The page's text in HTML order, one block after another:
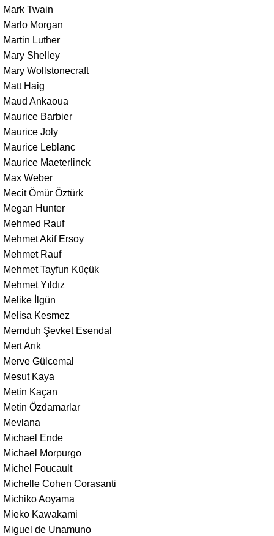
Mark Twain
Marlo Morgan
Martin Luther
Mary Shelley
Mary Wollstonecraft
Matt Haig
Maud Ankaoua
Maurice Barbier
Maurice Joly
Maurice Leblanc
Maurice Maeterlinck
Max Weber
Mecit Ömür Öztürk
Megan Hunter
Mehmed Rauf
Mehmet Akif Ersoy
Mehmet Rauf
Mehmet Tayfun Küçük
Mehmet Yıldız
Melike İlgün
Melisa Kesmez
Memduh Şevket Esendal
Mert Arık
Merve Gülcemal
Mesut Kaya
Metin Kaçan
Metin Özdamarlar
Mevlana
Michael Ende
Michael Morpurgo
Michel Foucault
Michelle Cohen Corasanti
Michiko Aoyama
Mieko Kawakami
Miguel de Unamuno